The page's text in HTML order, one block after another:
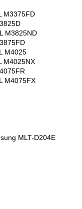
M3375FD
M3825ND
M4025
M4025NX
M4075FX
MLT-D204E